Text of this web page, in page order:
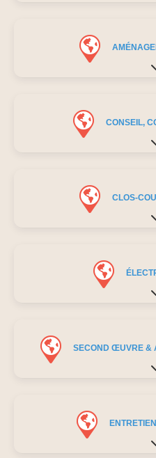
CONSEIL,
CLOS-
SECOND ŒUVRE &